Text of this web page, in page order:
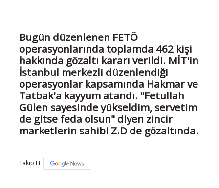
Bugün düzenlenen FETÖ
operasyonlarında toplamda 462 kişi
hakkında gözaltı kararı verildi. MİT'in
İstanbul merkezli düzenlendiği
operasyonlar kapsamında Hakmar ve
Tatbak'a kayyum atandı. "Fetullah
Gülen sayesinde yükseldim, servetim
de gitse feda olsun" diyen zincir
marketlerin sahibi Z.D de gözaltında.
Takip Et